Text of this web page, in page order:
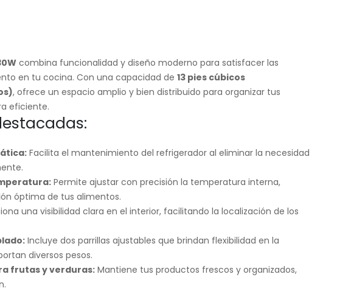
combina funcionalidad y diseño moderno para satisfacer las
en tu cocina. Con una capacidad de 13 pies cúbicos
, ofrece un espacio amplio y bien distribuido para organizar tus
eficiente.
Facilita el mantenimiento del refrigerador al eliminar la necesidad
Permite ajustar con precisión la temperatura interna,
óptima de tus alimentos.
una visibilidad clara en el interior, facilitando la localización de los
Incluye dos parrillas ajustables que brindan flexibilidad en la
diversos pesos.
frutas y verduras:Mantiene tus productos frescos y organizados,